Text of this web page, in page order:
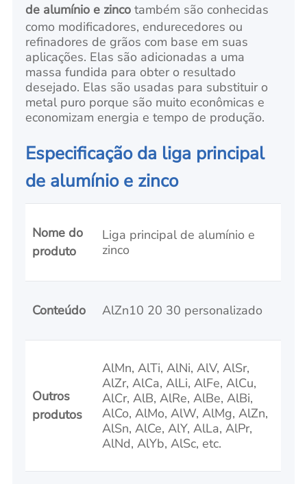
de alumínio e zincotambém são conhecidas
como modificadores, endurecedores ou
refinadores de grãos com base em suas
aplicações. Elas são adicionadas a uma
massa fundida para obter o resultado
desejado. Elas são usadas para substituir o
metal puro porque são muito econômicas e
economizam energia e tempo de produção.
Especificação da liga principal
de alumínio e zinco
Nome do
produto
Liga principal de alumínio e
zinco
Conteúdo AlZn10 20 30 personalizado
Outros
produtos
AlMn, AlTi, AlNi, AlV, AlSr,
AlZr, AlCa, AlLi, AlFe, AlCu,
AlCr, AlB, AlRe, AlBe, AlBi,
AlCo, AlMo, AlW, AlMg, AlZn,
AlSn, AlCe, AlY, AlLa, AlPr,
AlNd, AlYb, AlSc, etc.